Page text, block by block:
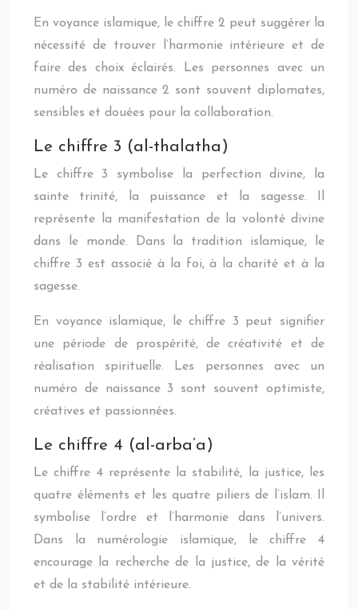
En voyance islamique, le chiffre 2 peut suggérer la
nécessité de trouver l’harmonie intérieure et de
faire des choix éclairés. Les personnes avec un
numéro de naissance 2 sont souvent diplomates,
sensibles et douées pour la collaboration.
Le chiffre 3 (al-thalatha)
Le chiffre 3 symbolise la perfection divine, la
sainte trinité, la puissance et la sagesse. Il
représente la manifestation de la volonté divine
dans le monde. Dans la tradition islamique, le
chiffre 3 est associé à la foi, à la charité et à la
sagesse.
En voyance islamique, le chiffre 3 peut signifier
une période de prospérité, de créativité et de
réalisation spirituelle. Les personnes avec un
numéro de naissance 3 sont souvent optimiste,
créatives et passionnées.
Le chiffre 4 (al-arba’a)
Le chiffre 4 représente la stabilité, la justice, les
quatre éléments et les quatre piliers de l’islam. Il
symbolise l’ordre et l’harmonie dans l’univers.
Dans la numérologie islamique, le chiffre 4
encourage la recherche de la justice, de la vérité
et de la stabilité intérieure.